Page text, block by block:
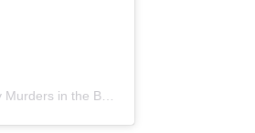
A post shared by Only Murders in the Building (@onlymurdershulu)